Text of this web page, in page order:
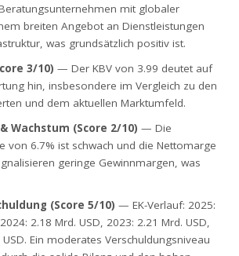
mit globaler
breiten Angebot an Dienstleistungen
was grundsätzlich positiv ist.
3/10) — Der KBV von 3.99 deutet auf
hin, insbesondere im Vergleich zu den
und dem aktuellen Marktumfeld.
Wachstum (Score 2/10) — Die
von 6.7% ist schwach und die Nettomarge
geringe Gewinnmargen, was
(Score 5/10) — EK-Verlauf: 2025:
2.18 Mrd. USD, 2023: 2.21 Mrd. USD,
Ein moderates Verschuldungsniveau